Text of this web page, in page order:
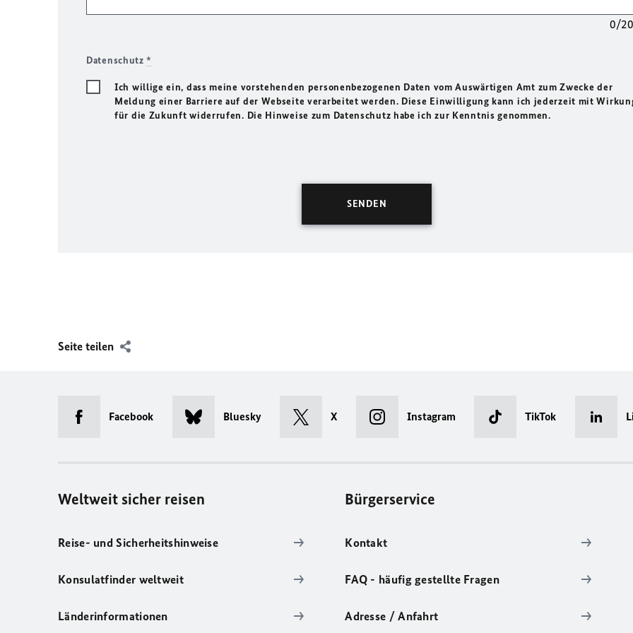
0/
Datenschutz*
Ich willige ein, dass meine vorstehenden personenbezogenen Daten vom Auswärtigen Amt zum Zwecke der
Meldung einer Barriere auf der Webseite verarbeitet werden. Diese Einwilligung kann ich jederzeit mit
für die Zukunft widerrufen. Die Hinweise zum Datenschutz habe ich zur Kenntnis genommen.
Seite teilen
Facebook Bluesky X Instagram TikTok
Weltweit sicher reisen
Reise- und Sicherheitshinweise
Konsulatfinder weltweit
Länderinformationen
Bürgerservice
Kontakt
FAQ - häufig gestellte Fragen
Adresse / Anfahrt